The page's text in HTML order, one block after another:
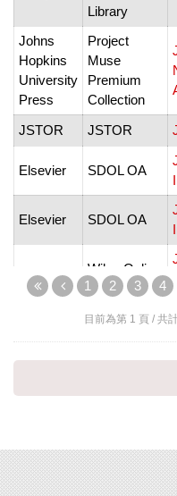
Library
Johns
Hopkins
University
Press
Project
Muse
Premium
Collection
JSTOR JSTOR
Elsevier SDOL OA
Elsevier SDOL OA
Wiley
Wiley Online
Library
EBSCO
OmniFile
Full Text
Library
ProQuest
1 2 3 4
目前為第 1 頁 / 共